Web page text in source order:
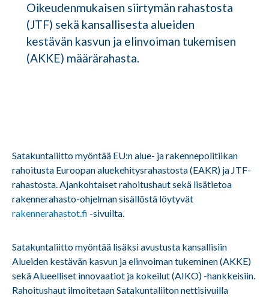
Oikeudenmukaisen siirtymän rahastosta
(JTF) sekä kansallisesta alueiden
kestävän kasvun ja elinvoiman tukemisen
(AKKE) määrärahasta.
Satakuntaliitto myöntää EU:n alue- ja rakennepolitiikan
rahoitusta Euroopan aluekehitysrahastosta (EAKR) ja JTF-
rahastosta. Ajankohtaiset rahoitushaut sekä lisätietoa
rakennerahasto-ohjelman sisällöstä löytyvät
rakennerahastot.fi -sivuilta.
Satakuntaliitto myöntää lisäksi avustusta kansallisiin
Alueiden kestävän kasvun ja elinvoiman tukeminen (AKKE)
sekä Alueelliset innovaatiot ja kokeilut (AIKO) -hankkeisiin.
Rahoitushaut ilmoitetaan Satakuntaliiton nettisivuilla